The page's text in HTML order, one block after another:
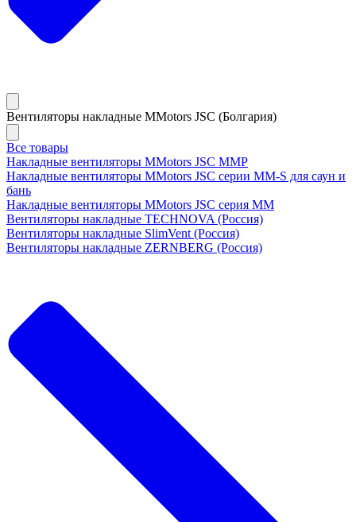
Вентиляторы накладные MMotors JSC (Болгария)
Все товары
Накладные вентиляторы MMotors JSC MMP
Накладные вентиляторы MMotors JSC серии MM-S для саун и
бань
Накладные вентиляторы MMotors JSC серия МM
Вентиляторы накладные TECHNOVA (Россия)
Вентиляторы накладные SlimVent (Россия)
Вентиляторы накладные ZERNBERG (Россия)